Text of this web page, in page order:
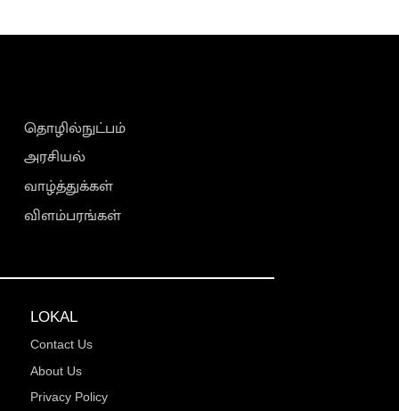
தொழில்நுட்பம்
அரசியல்
வாழ்த்துக்கள்
விளம்பரங்கள்
LOKAL
Contact Us
About Us
Privacy Policy